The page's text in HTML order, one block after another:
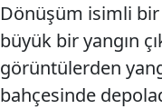
Dönüşüm isimli
büyük bir yangın
görüntülerden
bahçesinde